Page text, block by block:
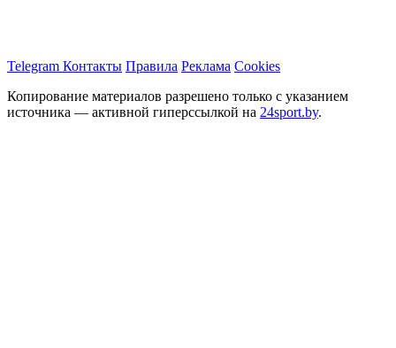
Telegram Контакты Правила Реклама Cookies
Копирование материалов разрешено только с указанием
источника — активной гиперссылкой на 24sport.by.